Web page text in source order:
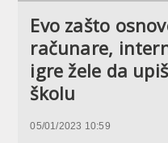
Evo zašto
računare,
igre žele da
školu
05/01/2023 10:59